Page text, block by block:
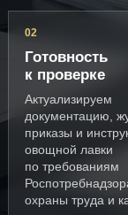
02
Готовность
к проверке
Актуализируем
документацию,
приказы и
овощной лавки
по требованиям
охраны труда и